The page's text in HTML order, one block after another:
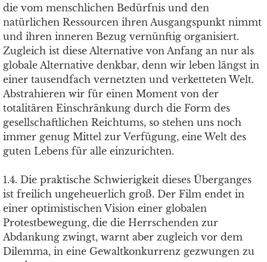
die vom menschlichen Bedürfnis und den
natürlichen Ressourcen ihren Ausgangspunkt nimmt
und ihren inneren Bezug vernünftig organisiert.
Zugleich ist diese Alternative von Anfang an nur als
globale Alternative denkbar, denn wir leben längst in
einer tausendfach vernetzten und verketteten Welt.
Abstrahieren wir für einen Moment von der
totalitären Einschränkung durch die Form des
gesellschaftlichen Reichtums, so stehen uns noch
immer genug Mittel zur Verfügung, eine Welt des
guten Lebens für alle einzurichten.
1.4. Die praktische Schwierigkeit dieses Überganges
ist freilich ungeheuerlich groß. Der Film endet in
einer optimistischen Vision einer globalen
Protestbewegung, die die Herrschenden zur
Abdankung zwingt, warnt aber zugleich vor dem
Dilemma, in eine Gewaltkonkurrenz gezwungen zu